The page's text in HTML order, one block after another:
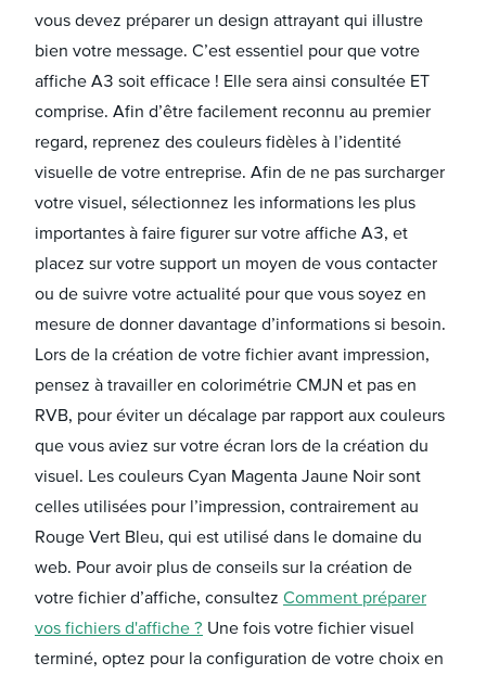
vous devez préparer un design attrayant qui illustre
bien votre message. C’est essentiel pour que votre
affiche A3 soit efficace ! Elle sera ainsi consultée ET
comprise. Afin d’être facilement reconnu au premier
regard, reprenez des couleurs fidèles à l’identité
visuelle de votre entreprise. Afin de ne pas surcharger
votre visuel, sélectionnez les informations les plus
importantes à faire figurer sur votre affiche A3, et
placez sur votre support un moyen de vous contacter
ou de suivre votre actualité pour que vous soyez en
mesure de donner davantage d’informations si besoin.
Lors de la création de votre fichier avant impression,
pensez à travailler en colorimétrie CMJN et pas en
RVB, pour éviter un décalage par rapport aux couleurs
que vous aviez sur votre écran lors de la création du
visuel. Les couleurs Cyan Magenta Jaune Noir sont
celles utilisées pour l’impression, contrairement au
Rouge Vert Bleu, qui est utilisé dans le domaine du
web. Pour avoir plus de conseils sur la création de
votre fichier d’affiche, consultez Comment préparer
vos fichiers d'affiche ? Une fois votre fichier visuel
terminé, optez pour la configuration de votre choix en